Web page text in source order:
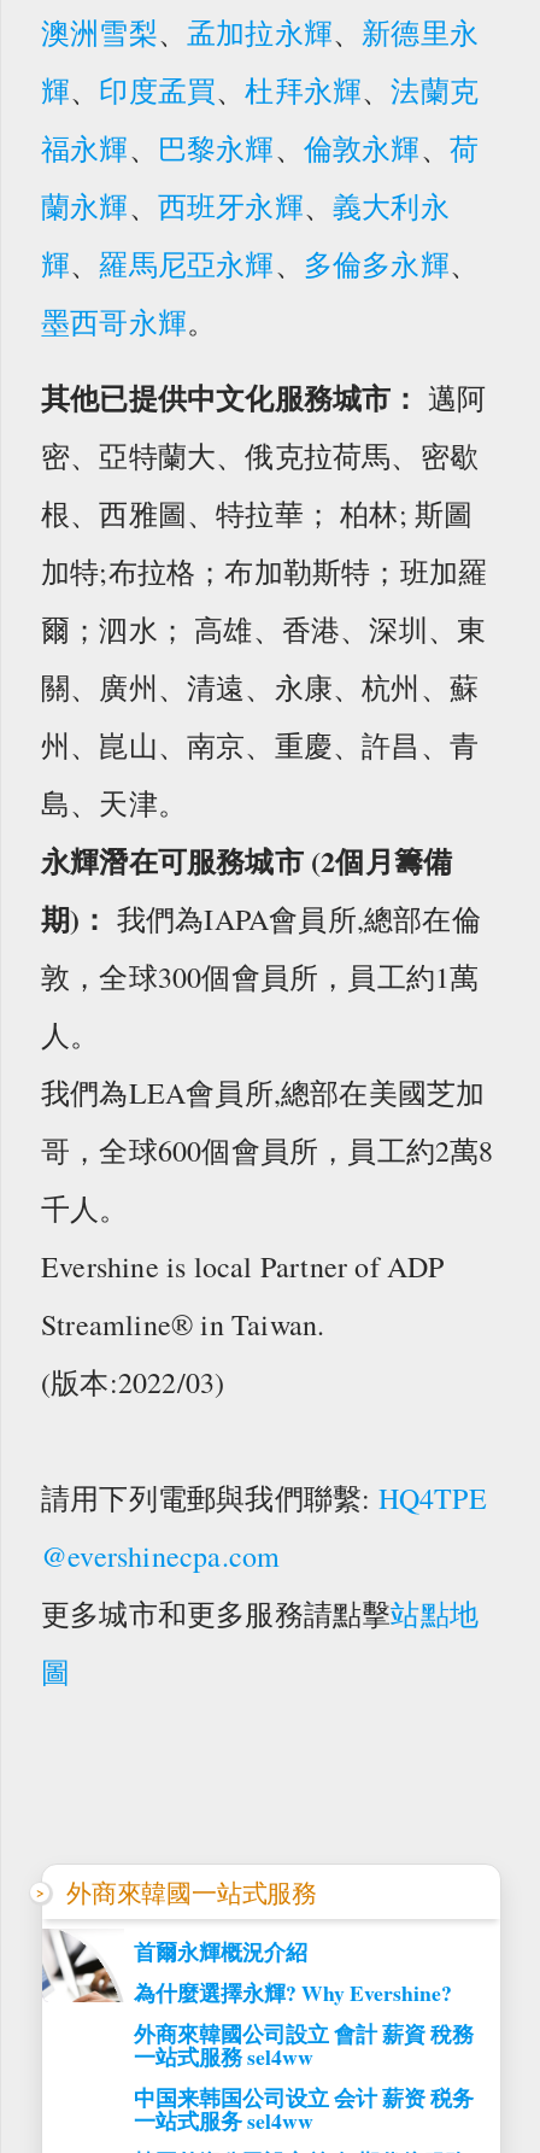
澳洲雪梨、 孟加拉永輝、 新德里永
輝、 印度孟買、杜拜永輝、法蘭克
福永輝、 巴黎永輝、 倫敦永輝、 荷
蘭永輝、 西班牙永輝、義大利永
輝、羅馬尼亞永輝、 多倫多永輝、
墨西哥永輝。
其他已提供中文化服務城市： 邁阿
密、亞特蘭大、俄克拉荷馬、密歇
根、西雅圖、特拉華； 柏林; 斯圖
加特;布拉格；布加勒斯特；班加羅
爾；泗水； 高雄、香港、深圳、東
關、廣州、清遠、永康、杭州、蘇
州、崑山、南京、重慶、許昌、青
島、天津。
永輝潛在可服務城市 (2個月籌備
期)： 我們為IAPA會員所,總部在倫
敦，全球300個會員所，員工約1萬
人。
我們為LEA會員所,總部在美國芝加
哥，全球600個會員所，員工約2萬8
千人。
Evershine is local Partner of ADP
Streamline® in Taiwan.
(版本:2022/03)
請用下列電郵與我們聯繫: HQ4TPE
@evershinecpa.com
更多城市和更多服務請點擊站點地
圖
外商來韓國一站式服務
首爾永輝概況介紹
為什麼選擇永輝? Why Evershine?
外商來韓國公司設立 會計 薪資 稅務
一站式服務 sel4ww
中国来韩国公司设立 会计 薪资 税务
一站式服务 sel4ww